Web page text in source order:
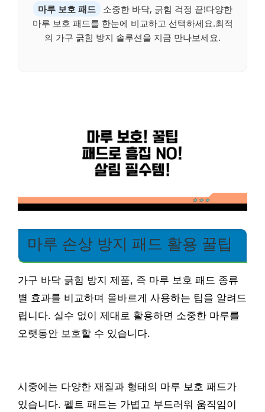
마루 보호 패드
소중한 바닥, 긁힘 걱정 끝!다양한
마루 보호 패드를 한눈에 비교하고 선택하세요.최적
의 가구 긁힘 방지 솔루션을 지금 만나보세요.
마루 손상 방지 패드 활용 꿀팁
가구 바닥 긁힘 방지 제품, 즉 마루 보호 패드 종류
별 효과를 비교하며 올바르게 사용하는 팁을 알려드
립니다. 실수 없이 제대로 활용하면 소중한 마루를
오랫동안 보호할 수 있습니다.
시중에는 다양한 재질과 형태의 마루 보호 패드가
있습니다. 펠트 패드는 가볍고 부드러워 움직임이